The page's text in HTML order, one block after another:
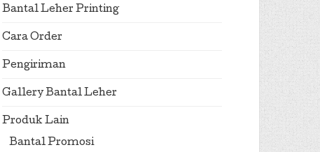
Bantal Leher Printing
Cara Order
Pengiriman
Gallery Bantal Leher
Produk Lain
Bantal Promosi